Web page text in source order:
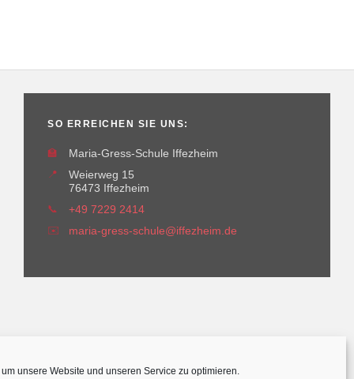
unsere Website und unseren Service zu optimieren.
SO ERREICHEN SIE UNS:
🏫
Maria-Gress-Schule Iffezheim
📍
Weierweg 15
76473 Iffezheim
📞
+49 7229 2414
✉️
maria-gress-schule@iffezheim.de